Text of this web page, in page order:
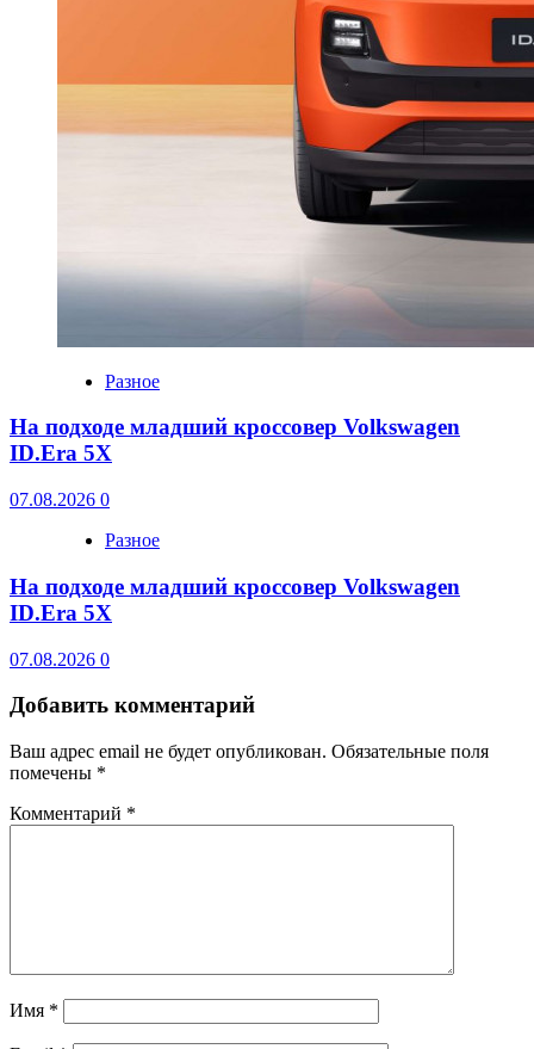
Разное
На подходе младший кроссовер Volkswagen
ID.Era 5X
07.08.2026 0
Разное
На подходе младший кроссовер Volkswagen
ID.Era 5X
07.08.2026 0
Добавить комментарий
Ваш адрес email не будет опубликован. Обязательные поля
помечены *
Комментарий *
Имя *